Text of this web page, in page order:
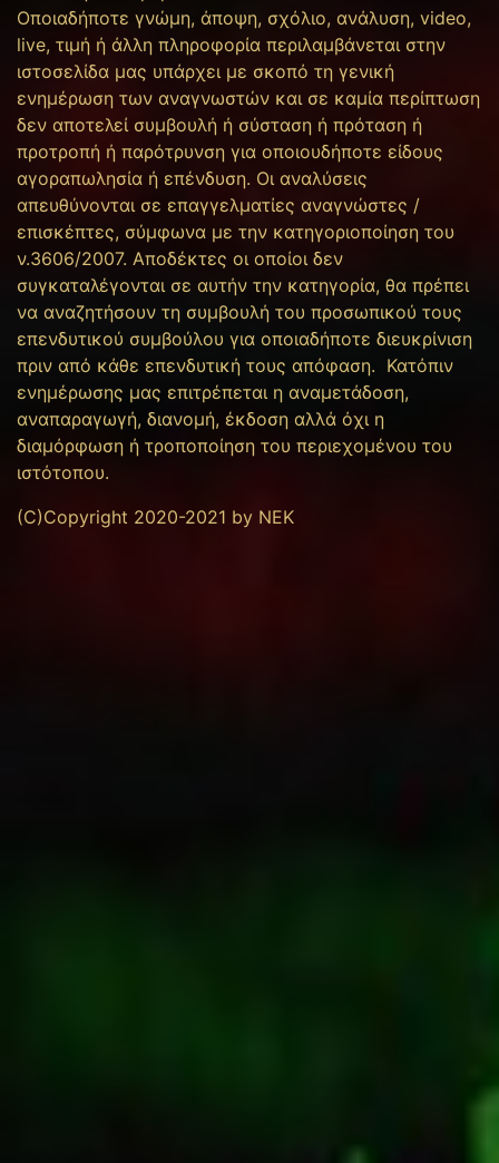
Οποιαδήποτε γνώμη, άποψη, σχόλιο, ανάλυση, video,
live, τιμή ή άλλη πληροφορία περιλαμβάνεται στην
ιστοσελίδα μας υπάρχει με σκοπό τη γενική
ενημέρωση των αναγνωστών και σε καμία περίπτωση
δεν αποτελεί συμβουλή ή σύσταση ή πρόταση ή
προτροπή ή παρότρυνση για οποιουδήποτε είδους
αγοραπωλησία ή επένδυση. Οι αναλύσεις
απευθύνονται σε επαγγελματίες αναγνώστες /
επισκέπτες, σύμφωνα με την κατηγοριοποίηση του
ν.3606/2007. Αποδέκτες οι οποίοι δεν
συγκαταλέγονται σε αυτήν την κατηγορία, θα πρέπει
να αναζητήσουν τη συμβουλή του προσωπικού τους
επενδυτικού συμβούλου για οποιαδήποτε διευκρίνιση
πριν από κάθε επενδυτική τους απόφαση. Κατόπιν
ενημέρωσης μας επιτρέπεται η αναμετάδοση,
αναπαραγωγή, διανομή, έκδοση αλλά όχι η
διαμόρφωση ή τροποποίηση του περιεχομένου του
ιστότοπου.
(C)Copyright 2020-2021 by NEK